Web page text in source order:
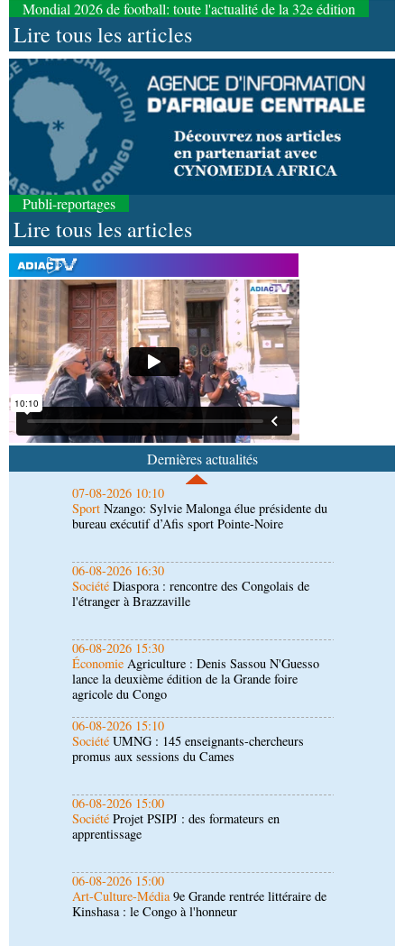
Mondial 2026 de football: toute l'actualité de la 32e édition
Lire tous les articles
Publi-reportages
Lire tous les articles
Dernières actualités
07-08-2026 11:03
SportFootball, le week-end des Diables rouges et
des Congolais de la diaspora en Coupes d'Europe
(matches aller du 3e tour)
07-08-2026 10:18
Afrique-MondeAfrique de l'Ouest : les mafias du
numérique inventent une nouvelle traite humaine
07-08-2026 10:10
Nzango: Sylvie Malonga élue présidente du
bureau exécutif d’Afis sport Pointe-Noire
06-08-2026 16:30
SociétéDiaspora : rencontre des Congolais de
l'étranger à Brazzaville
06-08-2026 15:30
ÉconomieAgriculture : Denis Sassou N'Guesso
lance la deuxième édition de la Grande foire
06-08-2026 15:10
SociétéUMNG : 145 enseignants-chercheurs
promus aux sessions du Cames
06-08-2026 15:00
Société Projet PSIPJ : des formateurs en
apprentissage
06-08-2026 15:00
Art-Culture-Média9e Grande rentrée littéraire de
Kinshasa : le Congo à l'honneur
06-08-2026 15:00
ÉconomieDeuxième édition de la Gfac : le défi
d’offrir à la nation des produits alimentaires de